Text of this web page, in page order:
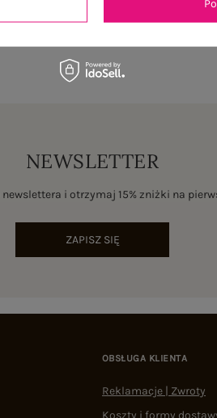
NEWSLETTER
i otrzymaj 15% zniżki na
ZAPISZ SIĘ
OBSŁUGA KLIENTA
Reklamacje | Zwroty
Koszty i formy